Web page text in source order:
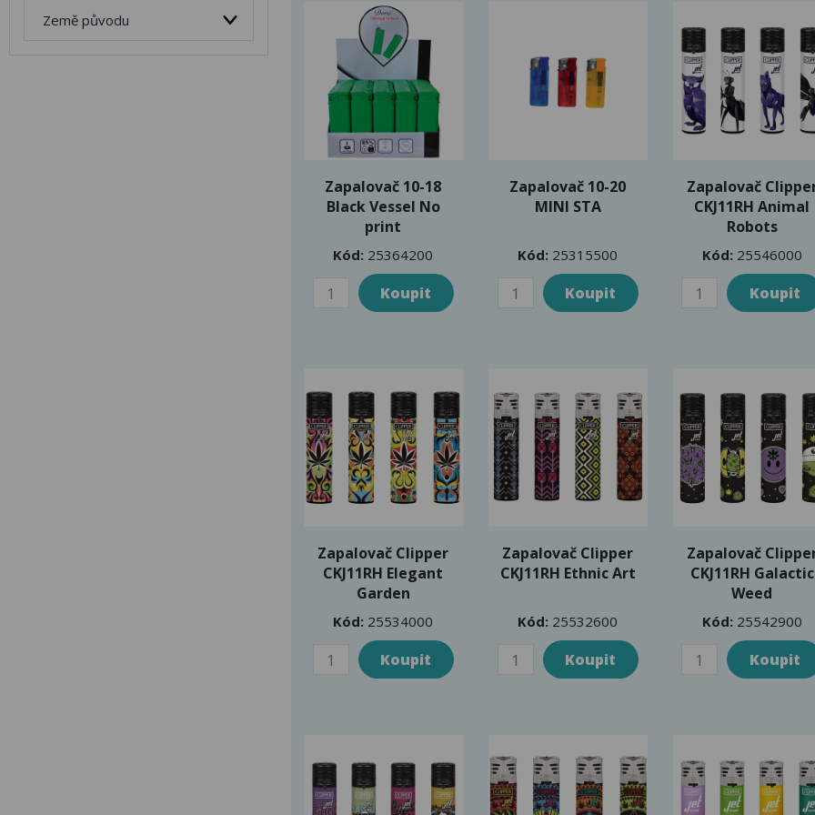
Země původu
Zapalovač 10-18
Black Vessel No
print
Kód: 25364200
Zapalovač 10-20
MINI STA
Kód: 25315500
Zapalovač
CKJ11RH Animal
Robots
Kód: 25546000
Zapalovač Clipper
CKJ11RH Elegant
Garden
Kód: 25534000
Zapalovač Clipper
CKJ11RH Ethnic Art
Kód: 25532600
Zapalovač
CKJ11RH Galactic
Weed
Kód: 25542900